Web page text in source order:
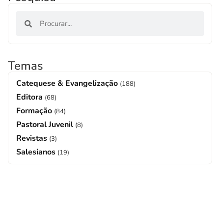
Temas
Catequese & Evangelização (188)
Editora (68)
Formação (84)
Pastoral Juvenil (8)
Revistas (3)
Salesianos (19)